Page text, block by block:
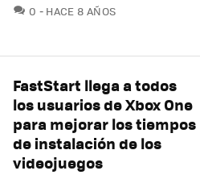
0 COMENTARIOS
HACE 8 AÑOS
FastStart llega a todos
los usuarios de Xbox One
para mejorar los tiempos
de instalación de los
videojuegos